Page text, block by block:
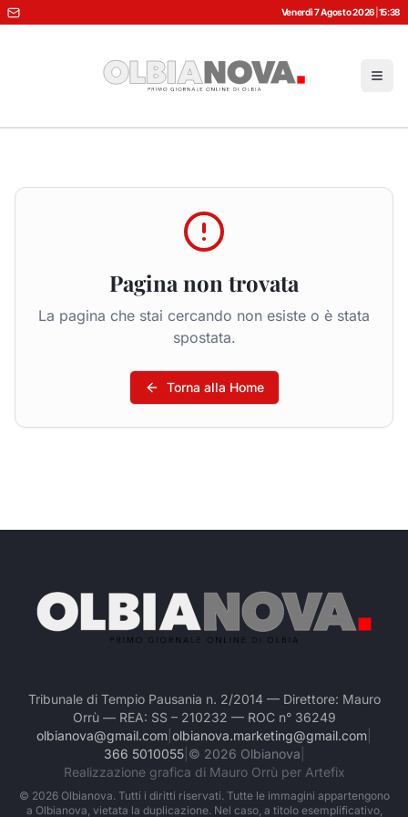
Venerdì 7 Agosto 2026 15:38
Pagina non trovata
La pagina che stai cercando non esiste o è stata
spostata.
Torna alla Home
Tribunale di Tempio Pausania n. 2/2014 — Direttore: Mauro
Orrù — REA: SS – 210232 — ROC n° 36249
olbianova@gmail.com olbianova.marketing@gmail.com
366 5010055| © 2026 Olbianova
Realizzazione grafica di Mauro Orrù per Artefix
© 2026Olbianova. Tutti i diritti riservati. Tutte le immagini appartengono
a Olbianova, vietata la duplicazione. Nel caso, a titolo esemplificativo,